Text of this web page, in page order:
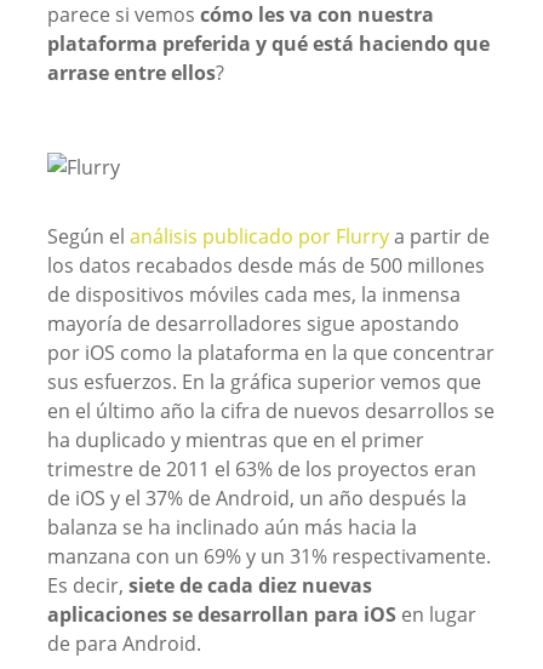
parece si vemos cómo les va con nuestra
plataforma preferida y qué está haciendo que
arrase entre ellos?
Según el análisis publicado por Flurrya partir de
los datos recabados desde más de 500 millones
de dispositivos móviles cada mes, la inmensa
mayoría de desarrolladores sigue apostando
por iOS como la plataforma en la que concentrar
sus esfuerzos. En la gráfica superior vemos que
en el último año la cifra de nuevos desarrollos se
ha duplicado y mientras que en el primer
trimestre de 2011 el 63% de los proyectos eran
de iOS y el 37% de Android, un año después la
balanza se ha inclinado aún más hacia la
manzana con un 69% y un 31% respectivamente.
Es decir, siete de cada diez nuevas
aplicaciones se desarrollan para iOSen lugar
de para Android.